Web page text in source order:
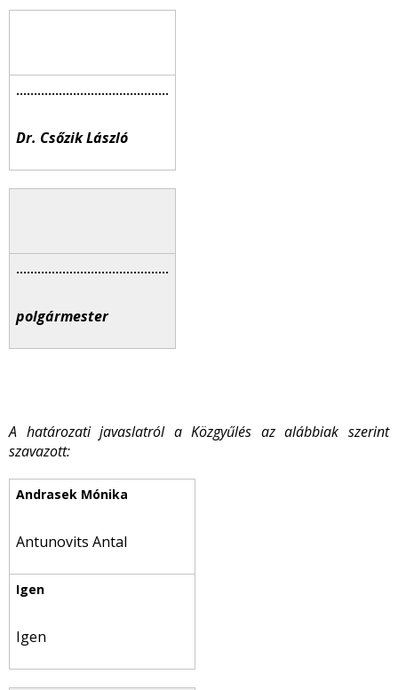
Dr. Csőzik László
polgármester
A határozati javaslatról a Közgyűlés az alábbiak szerint
szavazott:
Antunovits Antal
Igen